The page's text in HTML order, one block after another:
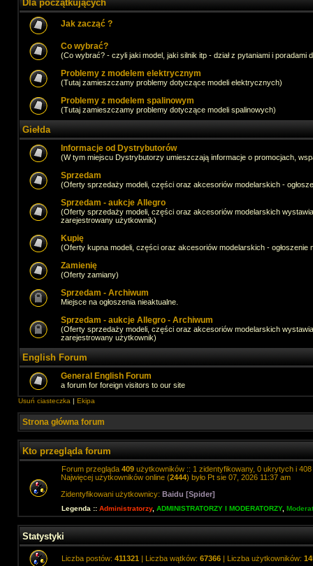
Dla początkujących
Jak zacząć ?
Co wybrać?
(Co wybrać? - czyli jaki model, jaki silnik itp - dział z pytaniami i poradami
Problemy z modelem elektrycznym
(Tutaj zamieszczamy problemy dotyczące modeli elektrycznych)
Problemy z modelem spalinowym
(Tutaj zamieszczamy problemy dotyczące modeli spalinowych)
Giełda
Informacje od Dystrybutorów
(W tym miejscu Dystrybutorzy umieszczają informacje o promocjach,
Sprzedam
(Oferty sprzedaży modeli, części oraz akcesoriów modelarskich -
Sprzedam - aukcje Allegro
(Oferty sprzedaży modeli, części oraz akcesoriów modelarskich
zarejestrowany użytkownik)
Kupię
(Oferty kupna modeli, części oraz akcesoriów modelarskich -
Zamienię
(Oferty zamiany)
Sprzedam - Archiwum
Miejsce na ogłoszenia nieaktualne.
Sprzedam - aukcje Allegro - Archiwum
(Oferty sprzedaży modeli, części oraz akcesoriów modelarskich
zarejestrowany użytkownik)
English Forum
General English Forum
a forum for foreign visitors to our site
Usuń ciasteczka | Ekipa
Strona główna forum
Kto przegląda forum
Forum przegląda 409 użytkowników :: 1 zidentyfikowany, 0 ukrytych i
Najwięcej użytkowników online (2444) było Pt sie 07, 2026 11:37 am
Zidentyfikowani użytkownicy: Baidu [Spider]
Legenda :: Administratorzy, ADMINISTRATORZY I MODERATORZY,
Statystyki
Liczba postów: 411321 | Liczba wątków: 67366 | Liczba użytkowników: